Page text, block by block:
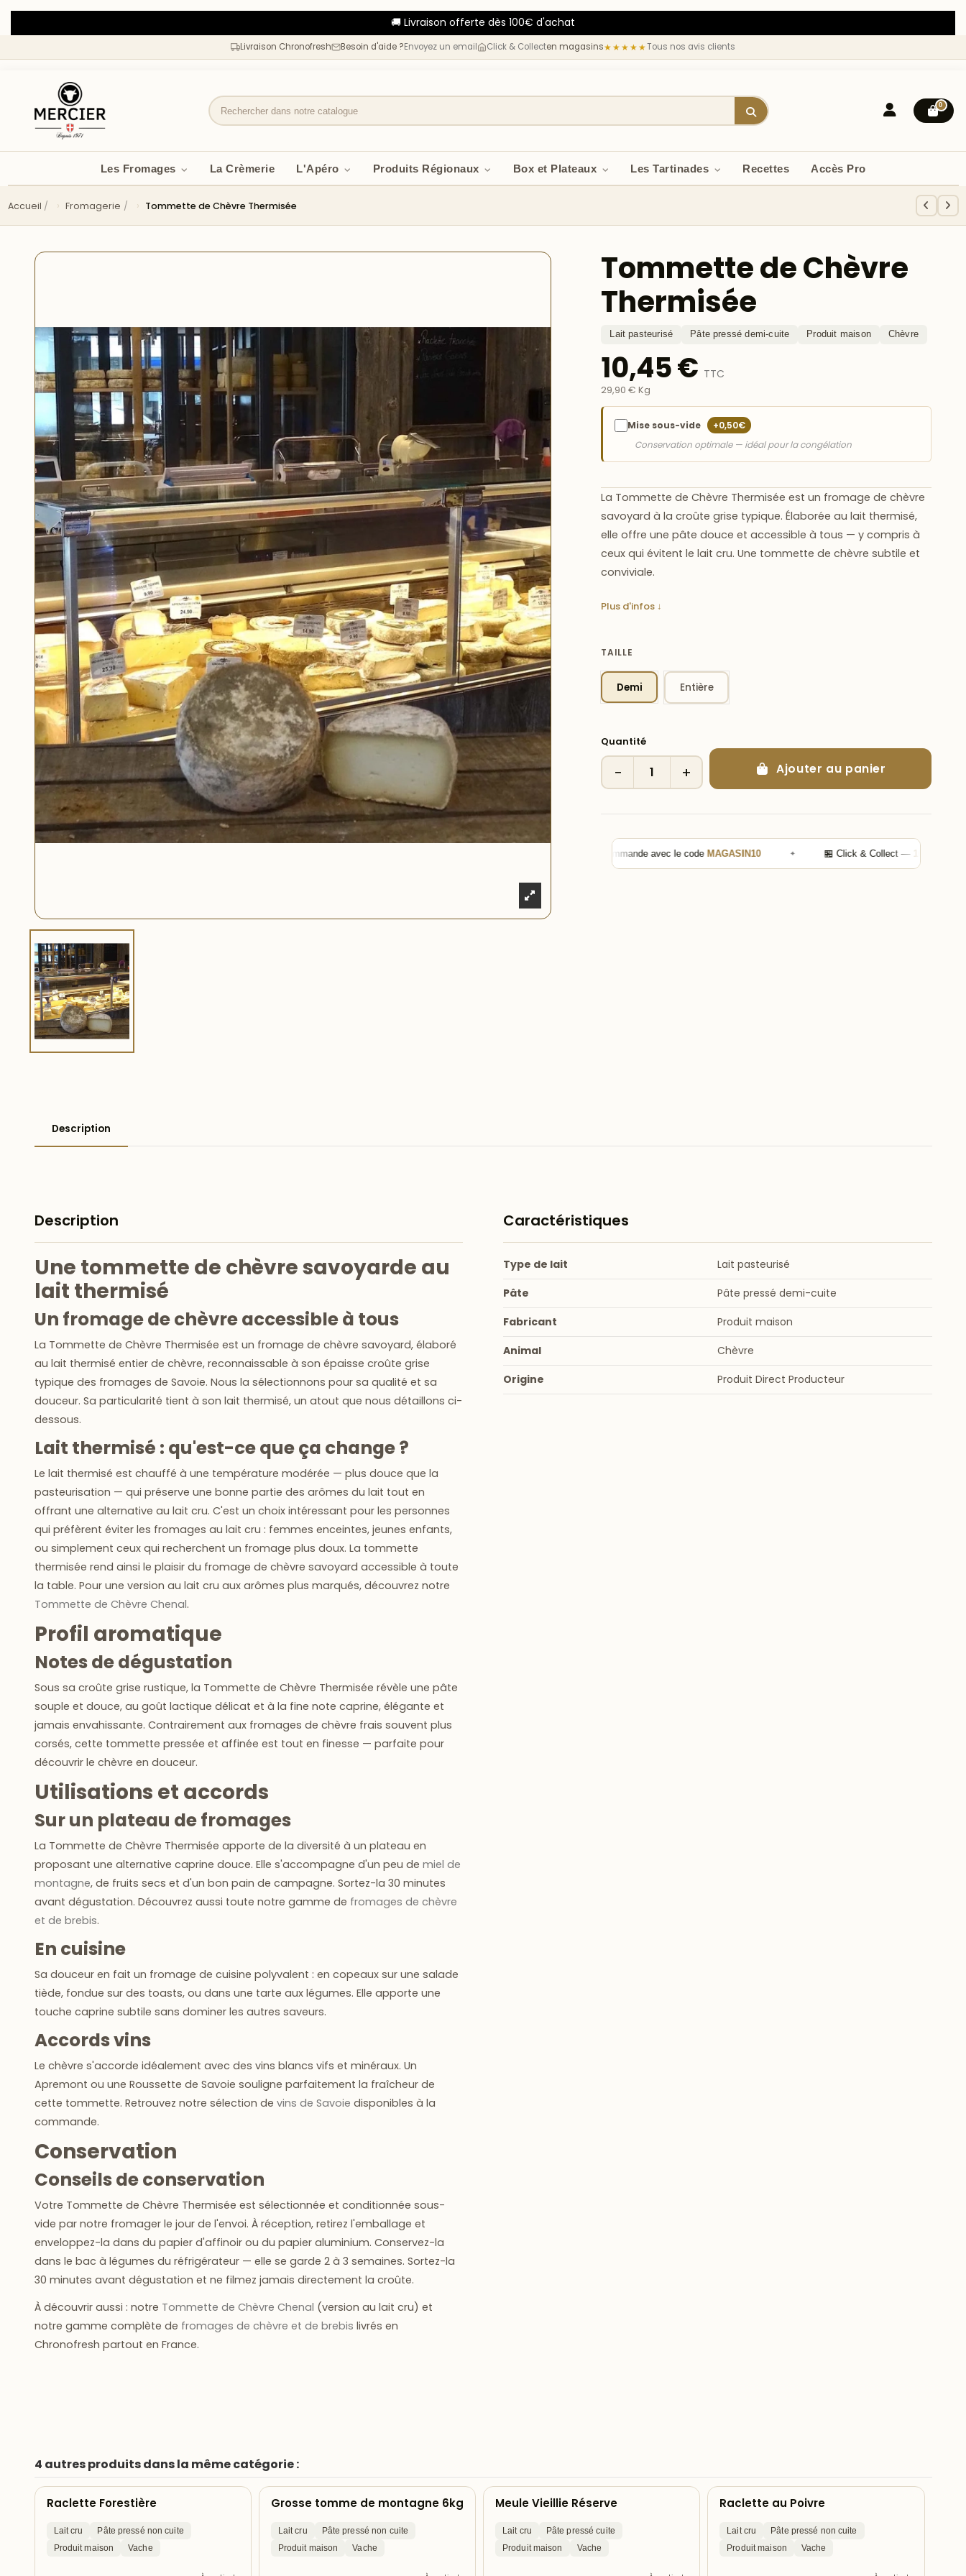
🚚 Livraison offerte dès 100€ d'achat
Livraison Chronofresh Besoin d'aide ?Envoyez un email Click & Collecten magasins★★★★★Tous nos avis clients
0
Les Fromages La Crèmerie L'Apéro Produits Régionaux Box et Plateaux Les Tartinades Recettes Accès Pro
Accueil Fromagerie Tommette de Chèvre Thermisée
Tommette de Chèvre
Thermisée
Lait pasteurisé Pâte pressé demi-cuite Produit maison Chèvre
10,45 € TTC
29,90 € Kg
Mise sous-vide
+0,50€
Conservation optimale — idéal pour la congélation
La Tommette de Chèvre Thermisée est un fromage de chèvre
savoyard à la croûte grise typique. Élaborée au lait thermisé,
elle offre une pâte douce et accessible à tous — y compris à
ceux qui évitent le lait cru. Une tommette de chèvre subtile et
conviviale.
Plus d'infos ↓
TAILLE
Demi Entière
Quantité
− + Ajouter au panier
sur votre commande avec le codeMAGASIN10 ✦ 🏪 Click & Collect —10% de remise
Description
Description
Une tommette de chèvre savoyarde au
lait thermisé
Un fromage de chèvre accessible à tous
La Tommette de Chèvre Thermisée est un fromage de chèvre savoyard, élaboré
au lait thermisé entier de chèvre, reconnaissable à son épaisse croûte grise
typique des fromages de Savoie. Nous la sélectionnons pour sa qualité et sa
douceur. Sa particularité tient à son lait thermisé, un atout que nous détaillons ci-
dessous.
Lait thermisé : qu'est-ce que ça change ?
Le lait thermisé est chauffé à une température modérée — plus douce que la
pasteurisation — qui préserve une bonne partie des arômes du lait tout en
offrant une alternative au lait cru. C'est un choix intéressant pour les personnes
qui préfèrent éviter les fromages au lait cru : femmes enceintes, jeunes enfants,
ou simplement ceux qui recherchent un fromage plus doux. La tommette
thermisée rend ainsi le plaisir du fromage de chèvre savoyard accessible à toute
la table. Pour une version au lait cru aux arômes plus marqués, découvrez notre
Tommette de Chèvre Chenal.
Profil aromatique
Notes de dégustation
Sous sa croûte grise rustique, la Tommette de Chèvre Thermisée révèle une pâte
souple et douce, au goût lactique délicat et à la fine note caprine, élégante et
jamais envahissante. Contrairement aux fromages de chèvre frais souvent plus
corsés, cette tommette pressée et affinée est tout en finesse — parfaite pour
découvrir le chèvre en douceur.
Utilisations et accords
Sur un plateau de fromages
La Tommette de Chèvre Thermisée apporte de la diversité à un plateau en
proposant une alternative caprine douce. Elle s'accompagne d'un peu de miel de
montagne, de fruits secs et d'un bon pain de campagne. Sortez-la 30 minutes
avant dégustation. Découvrez aussi toute notre gamme de fromages de chèvre
et de brebis.
En cuisine
Sa douceur en fait un fromage de cuisine polyvalent : en copeaux sur une salade
tiède, fondue sur des toasts, ou dans une tarte aux légumes. Elle apporte une
touche caprine subtile sans dominer les autres saveurs.
Accords vins
Le chèvre s'accorde idéalement avec des vins blancs vifs et minéraux. Un
Apremont ou une Roussette de Savoie souligne parfaitement la fraîcheur de
cette tommette. Retrouvez notre sélection de vins de Savoie disponibles à la
commande.
Conservation
Conseils de conservation
Votre Tommette de Chèvre Thermisée est sélectionnée et conditionnée sous-
vide par notre fromager le jour de l'envoi. À réception, retirez l'emballage et
enveloppez-la dans du papier d'affinoir ou du papier aluminium. Conservez-la
dans le bac à légumes du réfrigérateur — elle se garde 2 à 3 semaines. Sortez-la
30 minutes avant dégustation et ne filmez jamais directement la croûte.
À découvrir aussi : notre Tommette de Chèvre Chenal (version au lait cru) et
notre gamme complète de fromages de chèvre et de brebis livrés en
Chronofresh partout en France.
Caractéristiques
Type de lait
Lait pasteurisé
Pâte
Pâte pressé demi-cuite
Fabricant
Produit maison
Animal
Chèvre
Origine
Produit Direct Producteur
4 autres produits dans la même catégorie :
Raclette Forestière
Lait cru
Pâte pressé non cuite
Produit maison
Vache
Grosse tomme de montagne 6kg
Lait cru
Pâte pressé non cuite
Produit maison
Vache
Meule Vieillie Réserve
Lait cru
Pâte pressé cuite
Produit maison
Vache
Raclette au Poivre
Lait cru
Pâte pressé non cuite
Produit maison
Vache